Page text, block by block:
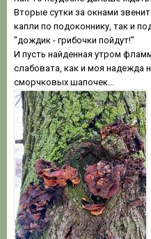
Вторые сутки за окнами
капли по подоконнику, так и
"дождик - грибочки пойдут!"
И пусть найденная утром
слабовата, как и моя надежда
сморчковых шапочек...